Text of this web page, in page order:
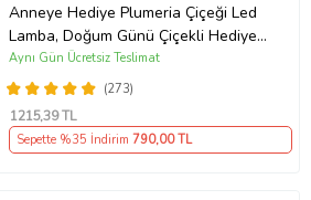
Anneye Hediye Plumeria Çiçeği Led
Lamba, Doğum Günü Çiçekli Hediye,
Kişiye Özel İsimli Hediye
(273)
Aynı Gün Ücretsiz Teslimat
1215,39 TL
Sepette %35 İndirim 790,00 TL